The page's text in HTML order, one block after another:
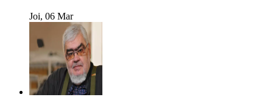
Joi, 06 Mar